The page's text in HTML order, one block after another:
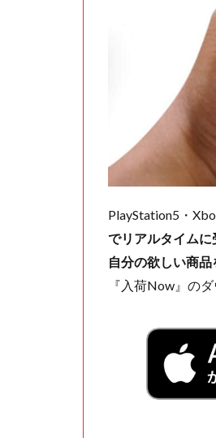
PlayStation5・
でリアルタイムに
自分の欲しい商
『入荷Now』の